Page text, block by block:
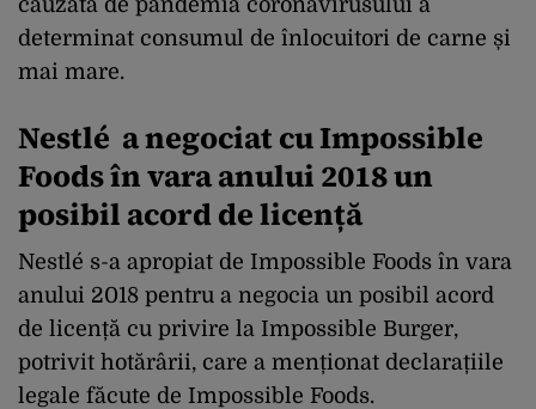
determinat consumul de înlocuitori de carne și
mai mare.
Nestlé a negociat cu Impossible
Foods în vara anului 2018 un
posibil acord de licență
Nestlé s-a apropiat de Impossible Foods în vara
anului 2018 pentru a negocia un posibil acord
de licență cu privire la Impossible Burger,
potrivit hotărârii, care a menționat declarațiile
legale făcute de Impossible Foods.